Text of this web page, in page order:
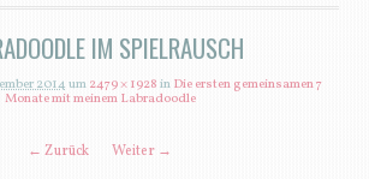
IM SPIELRAUSCH
2014um2479 × 1928inDie ersten gemeinsamen 7
Monate mit meinem Labradoodle
← Zurück Weiter →